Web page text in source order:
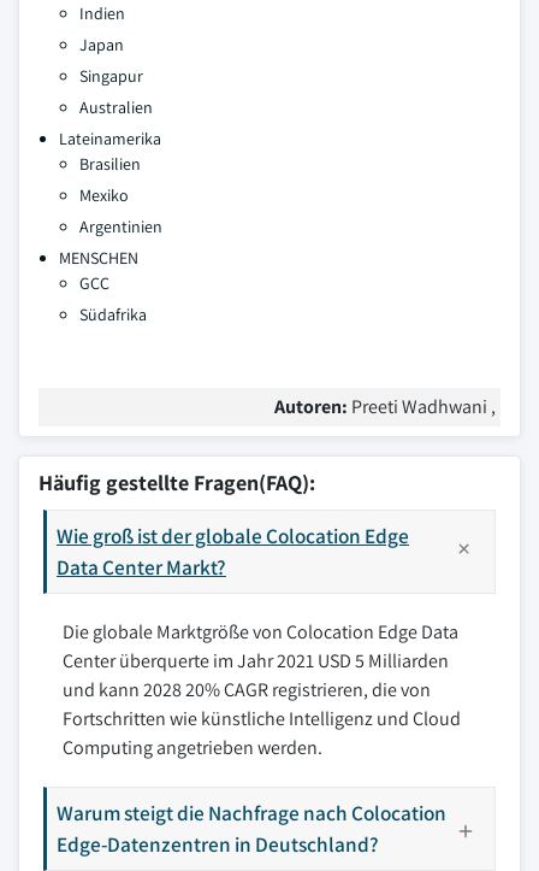
Indien
Japan
Singapur
Australien
Lateinamerika
Brasilien
Mexiko
Argentinien
MENSCHEN
GCC
Südafrika
Autoren: Preeti Wadhwani ,
Häufig gestellte Fragen(FAQ):
Wie groß ist der globale Colocation Edge
Data Center Markt?
Die globale Marktgröße von Colocation Edge Data
Center überquerte im Jahr 2021 USD 5 Milliarden
und kann 2028 20% CAGR registrieren, die von
Fortschritten wie künstliche Intelligenz und Cloud
Computing angetrieben werden.
Warum steigt die Nachfrage nach Colocation
Edge-Datenzentren in Deutschland?